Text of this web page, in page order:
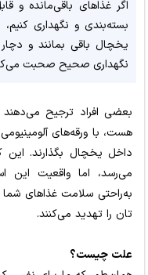
اگر غذاهای باقی‌مانده و
یخچال باقی بمانند و
نگهداری صحیح صحبت
بعضی افراد ترجیح
هست، با ورقه‌های
داخل یخچال بگذارند. این
می‌رسد، اما واقعیت این
به‌راحتی سلامت غذاهای
تان را تهدید می‌کنند.
علت چیست؟